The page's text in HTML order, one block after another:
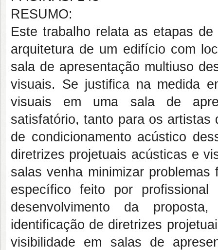
RESUMO:
Este trabalho relata as etapas
arquitetura de um edifício com
sala de apresentação multiuso
visuais. Se justifica na medida
visuais em uma sala de
satisfatório, tanto para os
de condicionamento acústico
diretrizes projetuais acústicas e
salas venha minimizar
específico feito por
desenvolvimento da
identificação de diretrizes
visibilidade em salas de